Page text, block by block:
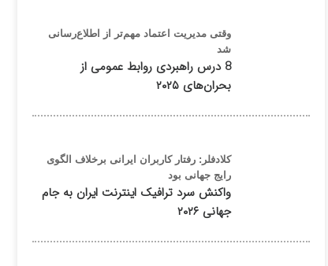
وقتی مدیریت اعتماد مهم‌تر از اطلاع‌رسانی
شد
8 درس راهبردی روابط عمومی از
بحران‌های ۲۰۲۵
کلادفلر: رفتار کاربران ایرانی برخلاف الگوی
رایج جهانی بود
واکنش سرد ترافیک اینترنت ایران به جام
جهانی ۲۰۲۶